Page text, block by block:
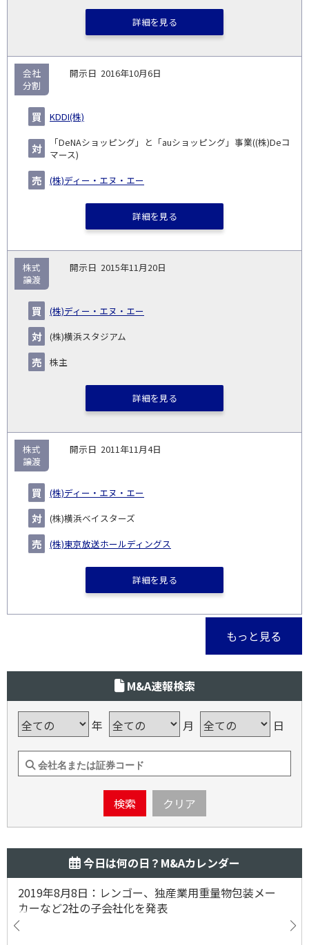
詳細を見る
2016年10月6日
KDDI(株)
「DeNAショッピング」と「auショッピング」事業((株)Deコ
マース)
(株)ディー・エヌ・エー
会社
分割
詳細を見る
2015年11月20日
(株)ディー・エヌ・エー
(株)横浜スタジアム
株主
株式
譲渡
詳細を見る
2011年11月4日
(株)ディー・エヌ・エー
(株)横浜ベイスターズ
(株)東京放送ホールディングス
株式
譲渡
詳細を見る
もっと見る
M&A速報検索
年 月 日
検索 クリア
今日は何の日？M&Aカレンダー
2019年8月8日：レンゴー、独産業用重量物包装メー
カーなど2社の子会社化を発表